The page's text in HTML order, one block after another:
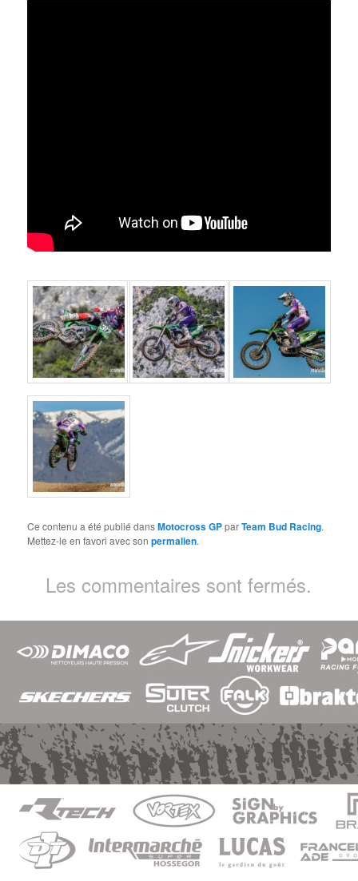
Ce contenu a été publié dansMotocross GPparTeam Bud Racing.
Mettez-le en favori avec sonpermalien.
Les commentaires sont fermés.